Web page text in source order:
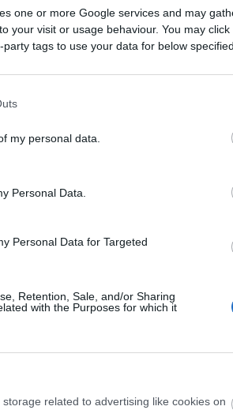
one or more Google services and may
your visit or usage behaviour. You may
tags to use your data for below
my personal data.
Personal Data.
Personal Data for Targeted
Retention, Sale, and/or Sharing
with the Purposes for which it
related to advertising like cookies on
23.7/22.8